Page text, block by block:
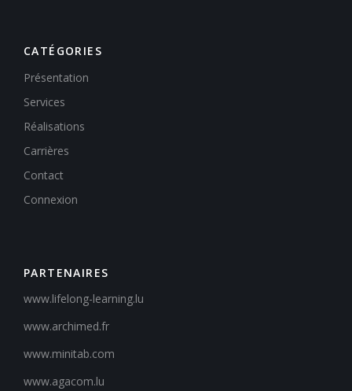
CATÉGORIES
Présentation
Services
Réalisations
Carrières
Contact
Connexion
PARTENAIRES
www.lifelong-learning.lu
www.archimed.fr
www.minitab.com
www.agacom.lu